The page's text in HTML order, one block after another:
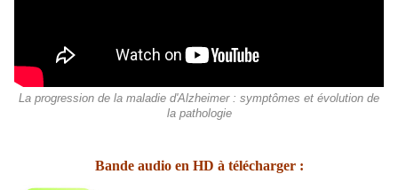
La progression de la maladie d'Alzheimer : symptômes et évolution de
la pathologie
Bande audio en HD à télécharger :